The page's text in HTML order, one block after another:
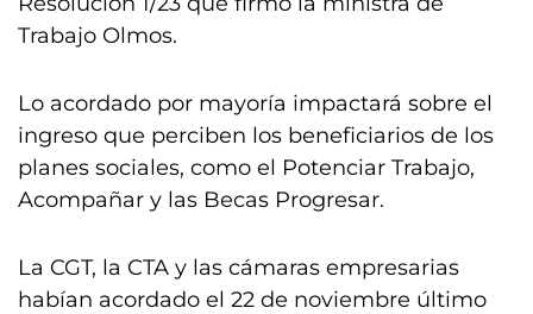
Trabajo Olmos.
Lo acordado por mayoría impactará sobre el
ingreso que perciben los beneficiarios de los
planes sociales, como el Potenciar Trabajo,
Acompañar y las Becas Progresar.
La CGT, la CTA y las cámaras empresarias
habían acordado el 22 de noviembre último